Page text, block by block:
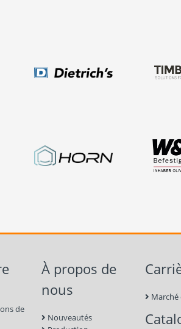
de
À propos de
nous
Nouveautés